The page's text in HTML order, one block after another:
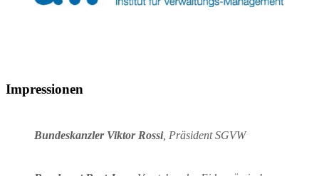
Impressionen
Bundeskanzler Viktor Rossi, Präsident SGVW